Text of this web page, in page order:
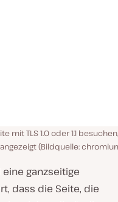
mit TLS 1.0 oder 1.1
(Bildquelle:
ganzseitige
dass die Seite, die